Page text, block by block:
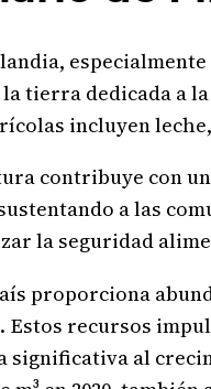
la tierra dedicada a
incluyen
contribuye con
a las
la seguridad
proporciona
recursos
significativa al